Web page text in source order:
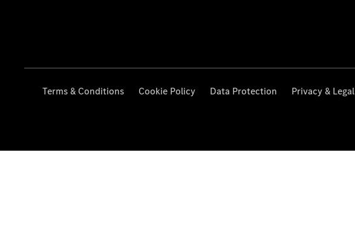
Terms & Conditions Cookie Policy Data Protection Privacy & Legal